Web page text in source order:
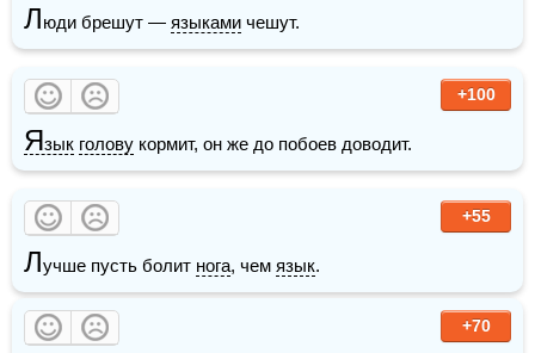
Люди брешут — языками чешут.
+100
Язык голову кормит, он же до побоев доводит.
+55
Лучше пусть болит нога, чем язык.
+70